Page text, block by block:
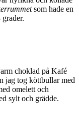
som hade en
choklad på Kafé
jag tog köttbullar med
omelett och
sylt och grädde.